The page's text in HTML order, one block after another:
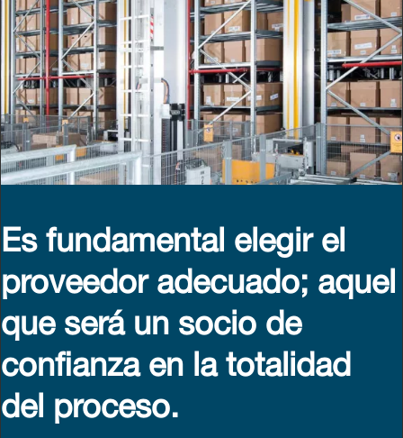
Es fundamental elegir el
proveedor adecuado; aquel
que será un socio de
confianza en la totalidad
del proceso.